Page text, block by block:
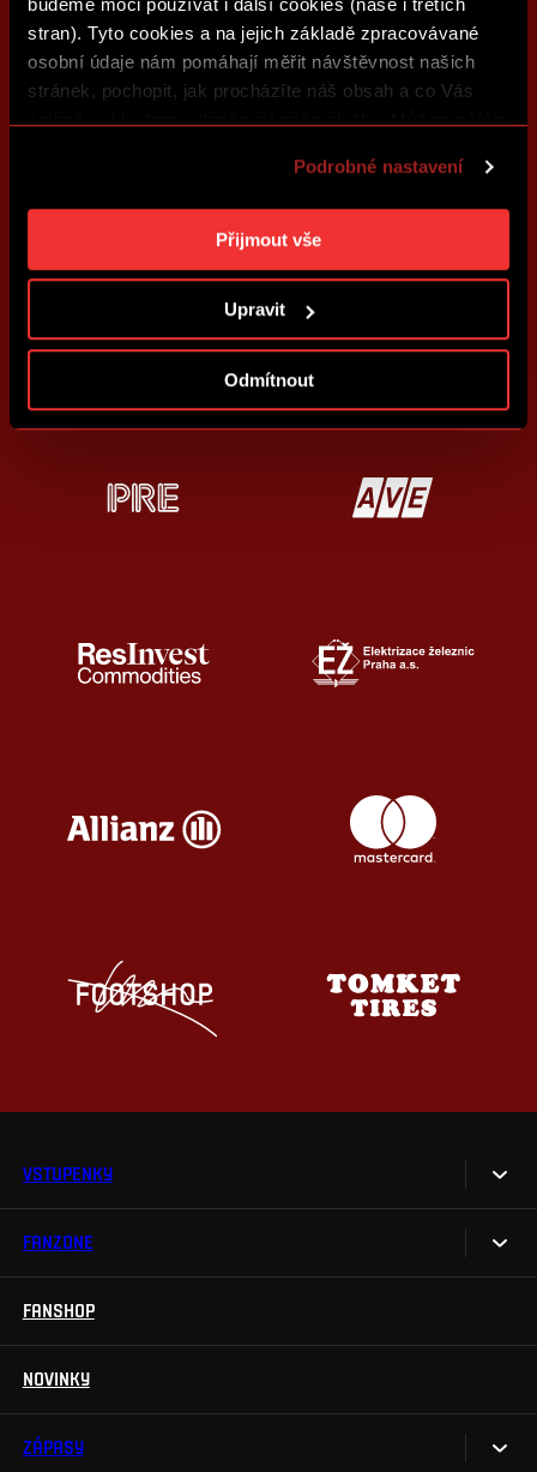
budeme moci používat i další cookies (naše i třetích
stran). Tyto cookies a na jejich základě zpracovávané
osobní údaje nám pomáhají měřit návštěvnost našich
stránek, pochopit, jak procházíte náš obsah a co Vás
reklamu na základě Vašich preferencí. Jednotlivé
cookies a účely zpracování si můžete nastavit v
„Podrobném nastavení“. Nastavení cookies si můžete
kdykoliv změnit. Jak takovou úpravu provést a další
Podrobné nastavení
Přijmout vše
Upravit
Odmítnout
VSTUPENKY
Vstupenky
Handicapovaní fanoušci
FANZONE
Sparta UNLIMITED.
Televizní aplikace
FANSHOP
NOVINKY
ZÁPASY